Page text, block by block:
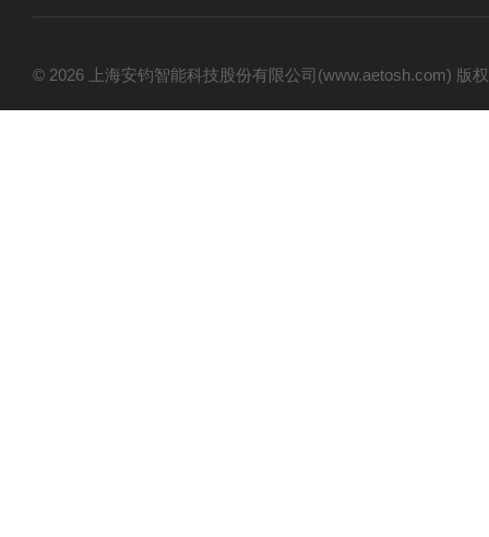
© 2026 上海安钧智能科技股份有限公司(www.aetosh.com)